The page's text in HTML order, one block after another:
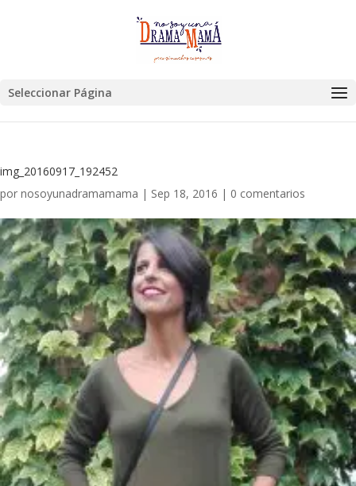
Seleccionar Página
img_20160917_192452
por nosoyunadramamama | Sep 18, 2016 | 0 comentarios